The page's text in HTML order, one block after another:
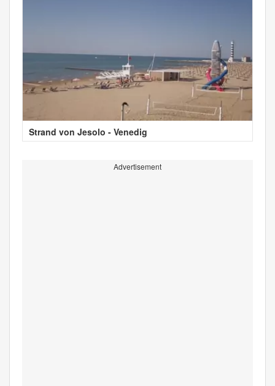
Strand von Jesolo - Venedig
Advertisement